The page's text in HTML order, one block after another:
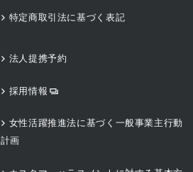
特定商取引法に基づく表記
法人提携予約
採用情報
女性活躍推進法に基づく一般事業主行動
計画